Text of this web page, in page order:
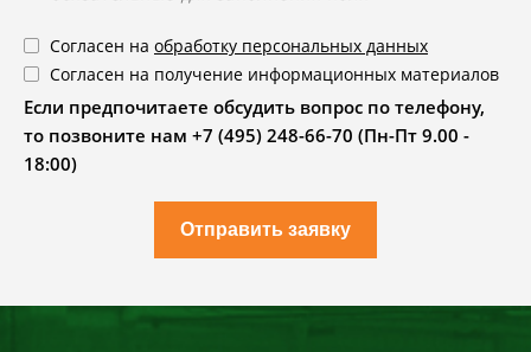
Согласен на обработку персональных данных
Согласен на получение информационных материалов
Если предпочитаете обсудить вопрос по телефону,
то позвоните нам +7 (495) 248-66-70 (Пн-Пт 9.00 -
18:00)
Отправить заявку